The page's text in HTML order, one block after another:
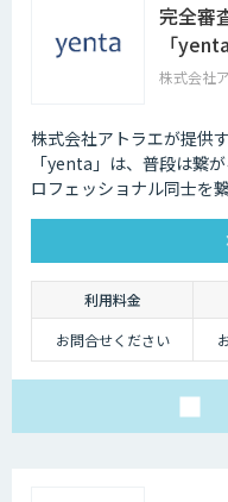
完全審
「yenta
株式会社
株式会社アトラエが提供
「yenta」は、普段は繋
ロフェッショナル同士を繋
利用料金
お問合せください